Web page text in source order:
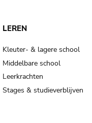
LEREN
Kleuter- & lagere school
Middelbare school
Leerkrachten
Stages & studieverblijven